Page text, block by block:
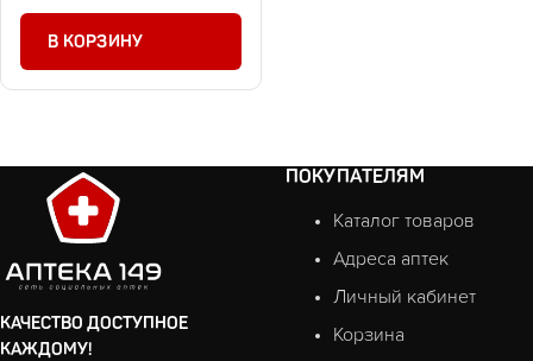
В КОРЗИНУ
КАЧЕСТВО ДОСТУПНОЕ
КАЖДОМУ!
ПОКУПАТЕЛЯМ
Каталог товаров
Адреса аптек
Личный кабинет
Корзина